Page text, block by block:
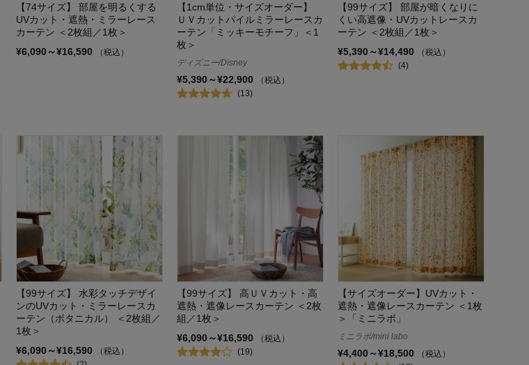
【74サイズ】 部屋を明るくする
UVカット・遮熱・ミラーレース
カーテン ＜2枚組／1枚＞
¥6,090～¥16,590
（税込）
【1cm単位・サイズオーダー】
ＵＶカットパイルミラーレースカ
ーテン「ミッキーモチーフ」＜1
枚＞
ディズニー/Disney
¥5,390～¥22,900
（税込）
(13)
【99サイズ】 部屋が暗くなりに
くい高遮像・UVカットレースカ
ーテン ＜2枚組／1枚＞
¥5,390～¥14,490
（税込）
(4)
【99サイズ】 水彩タッチデザイ
ンのUVカット・ミラーレースカ
ーテン（ボタニカル） ＜2枚組／
1枚＞
¥6,090～¥16,590
（税込）
【99サイズ】 高ＵＶカット・高
遮熱・遮像レースカーテン ＜2枚
組／1枚＞
¥6,090～¥16,590
（税込）
(19)
【サイズオーダー】UVカット・
遮熱・遮像レースカーテン ＜1枚
＞「ミニラボ」
ミニラボ/mini labo
¥4,400～¥18,500
（税込）